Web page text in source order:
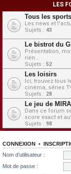
LES
Tous les sports
Les news et
Sujets : 43
Le bistrot du
Présentation,
rien...
Sujets : 52
Les loisirs
Ici, trouvez tous
cinéma, séries
Sujets : 28
Le jeu de
Dans ce forum
score exact et
Sujets : 98
CONNEXION •
Nom d’utilisateur :
Mot de passe :